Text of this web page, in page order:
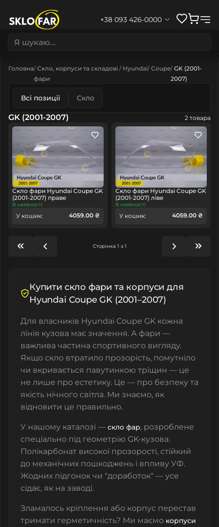
+38 093 426-0000
Головна Скло, корпуси та складові
фари
Hyundai Coupe GK (2001-
2007)
Всі позиції Скло
GK (2001-2007) 2 товара
Скло фари Hyundai Coupe GK
(2001-2007) праве
В наявності
У кошик: 4059.00 ₴
Скло фари Hyundai Coupe GK
(2001-2007) ліве
В наявності
У кошик: 4059.00 ₴
Сторінка 1 з 1
Купити скло фари та корпуси для
Hyundai Coupe GK (2001–2007)
Для власників Hyundai Coupe GK кожна
лінія кузова має значення. А фари —
важлива частина спортивного вигляду.
Якщо скло втратило прозорість, помутніло
чи вкривається павутинкою тріщин — це
не лише про естетику. Це — про безпеку та
якість нічного світла. Ми знаємо, як
відновити це правильно.
У нашому каталозі — скло фар, розроблене
спеціально під геометрію GK-кузова.
Полікарбонат високої прозорості, стійкий
до механічних пошкоджень і впливу УФ.
Жодних підгонок чи "доработок" — усе
сідає, як на заводі.
Зламалось кріплення або корпус перестав
тримати герметичність? Ми маємо корпуси